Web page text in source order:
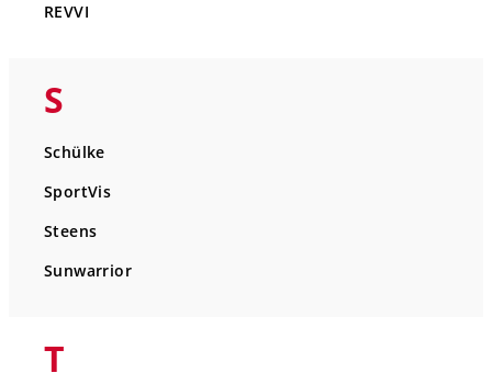
REVVI
S
Schülke
SportVis
Steens
Sunwarrior
T